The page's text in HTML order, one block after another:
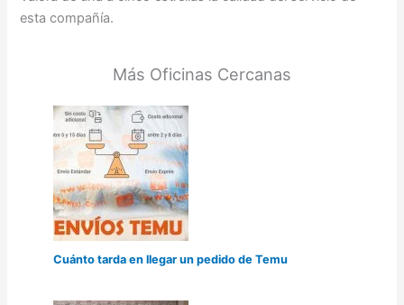
esta compañía.
Más Oficinas Cercanas
Cuánto tarda en llegar un pedido de Temu